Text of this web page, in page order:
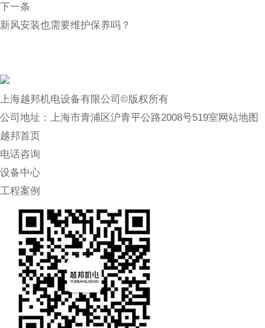
下一条
新风安装也需要维护保养吗？
上海越邦机电设备有限公司©版权所有
公司地址：上海市青浦区沪青平公路2008号519室 网站地图
越邦首页
电话咨询
设备中心
工程案例